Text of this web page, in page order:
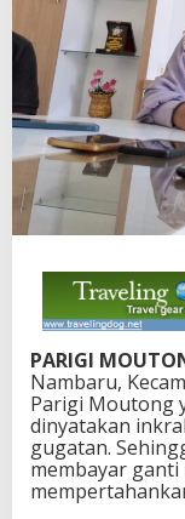
PARIGI
Nambaru,
Parigi Moutong
dinyatakan
gugatan.
membayar ganti